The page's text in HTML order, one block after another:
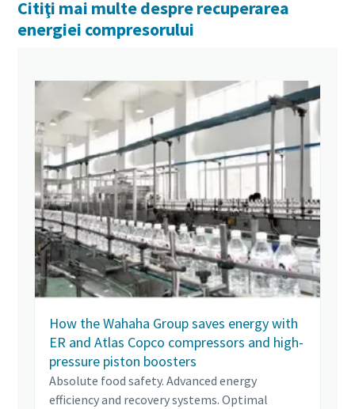
Citiţi mai multe despre recuperarea
energiei compresorului
How the Wahaha Group saves energy with
ER and Atlas Copco compressors and high-
pressure piston boosters
Absolute food safety. Advanced energy
efficiency and recovery systems. Optimal